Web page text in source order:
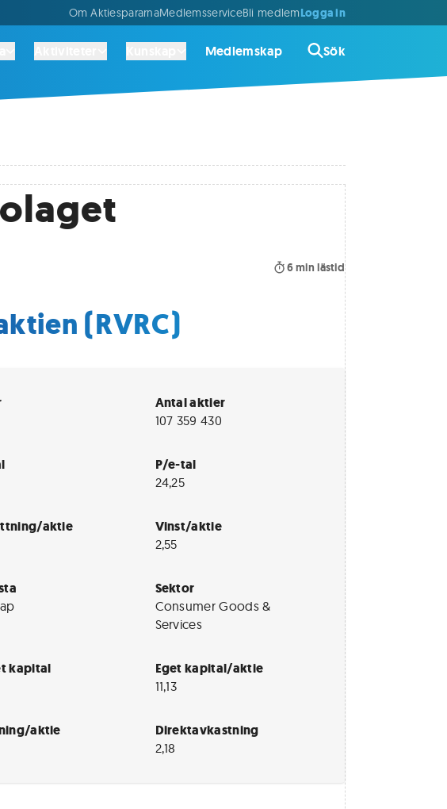
Om AktiespararnaMedlemsserviceBli medlemLogga in
Medlemskap Sök
6min lästid
(RVRC)
Antal aktier
107 359 430
P/e-tal
24,25
aktie Vinst/aktie
2,55
Sektor
Consumer Goods &
Services
kapital Eget kapital/aktie
11,13
aktie Direktavkastning
2,18